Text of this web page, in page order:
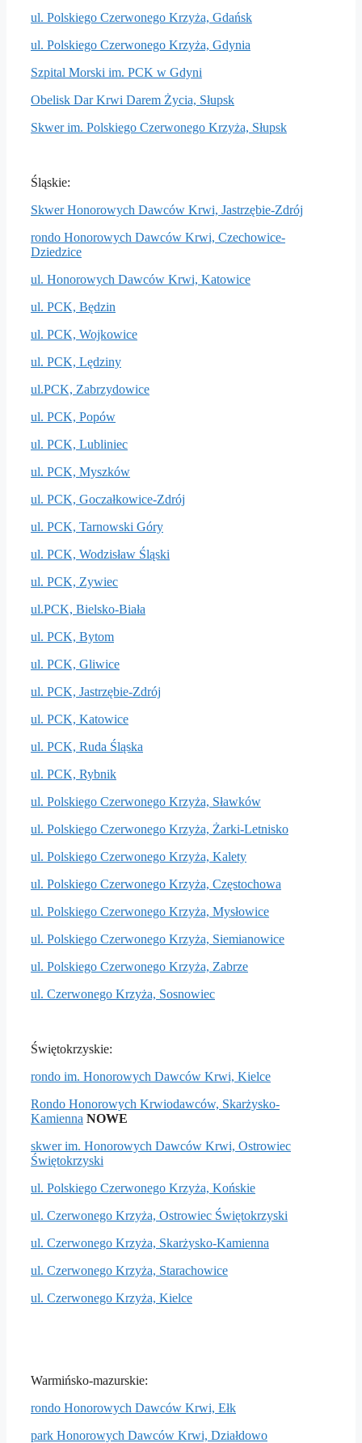
ul. Polskiego Czerwonego Krzyża, Gdańsk
ul. Polskiego Czerwonego Krzyża, Gdynia
Szpital Morski im. PCK w Gdyni
Obelisk Dar Krwi Darem Życia, Słupsk
Skwer im. Polskiego Czerwonego Krzyża, Słupsk
Śląskie:
Skwer Honorowych Dawców Krwi, Jastrzębie-Zdrój
rondo Honorowych Dawców Krwi, Czechowice-
Dziedzice
ul. Honorowych Dawców Krwi, Katowice
ul. PCK, Będzin
ul. PCK, Wojkowice
ul. PCK, Lędziny
ul.PCK, Zabrzydowice
ul. PCK, Popów
ul. PCK, Lubliniec
ul. PCK, Myszków
ul. PCK, Goczałkowice-Zdrój
ul. PCK, Tarnowski Góry
ul. PCK, Wodzisław Śląski
ul. PCK, Zywiec
ul.PCK, Bielsko-Biała
ul. PCK, Bytom
ul. PCK, Gliwice
ul. PCK, Jastrzębie-Zdrój
ul. PCK, Katowice
ul. PCK, Ruda Śląska
ul. PCK, Rybnik
ul. Polskiego Czerwonego Krzyża, Sławków
ul. Polskiego Czerwonego Krzyża, Żarki-Letnisko
ul. Polskiego Czerwonego Krzyża, Kalety
ul. Polskiego Czerwonego Krzyża, Częstochowa
ul. Polskiego Czerwonego Krzyża, Mysłowice
ul. Polskiego Czerwonego Krzyża, Siemianowice
ul. Polskiego Czerwonego Krzyża, Zabrze
ul. Czerwonego Krzyża, Sosnowiec
Świętokrzyskie:
rondo im. Honorowych Dawców Krwi, Kielce
Rondo Honorowych Krwiodawców, Skarżysko-
Kamienna NOWE
skwer im. Honorowych Dawców Krwi, Ostrowiec
Świętokrzyski
ul. Polskiego Czerwonego Krzyża, Końskie
ul. Czerwonego Krzyża, Ostrowiec Świętokrzyski
ul. Czerwonego Krzyża, Skarżysko-Kamienna
ul. Czerwonego Krzyża, Starachowice
ul. Czerwonego Krzyża, Kielce
Warmińsko-mazurskie:
rondo Honorowych Dawców Krwi, Ełk
park Honorowych Dawców Krwi, Działdowo